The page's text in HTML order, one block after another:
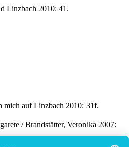
Linzbach 2010: 41.
mich auf Linzbach 2010: 31f.
/ Brandstätter, Veronika 2007: